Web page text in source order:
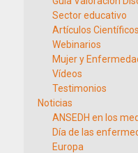
Sector educativo
Artículos Científicos
Webinarios
Mujer y
Vídeos
Testimonios
Noticias
ANSEDH en los
Día de las
Europa